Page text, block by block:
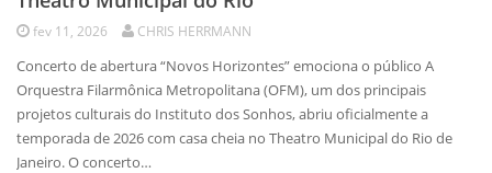
fev 11, 2026 CHRIS HERRMANN
Concerto de abertura “Novos Horizontes” emociona o público A
Orquestra Filarmônica Metropolitana (OFM), um dos principais
projetos culturais do Instituto dos Sonhos, abriu oficialmente a
temporada de 2026 com casa cheia no Theatro Municipal do Rio de
Janeiro. O concerto…